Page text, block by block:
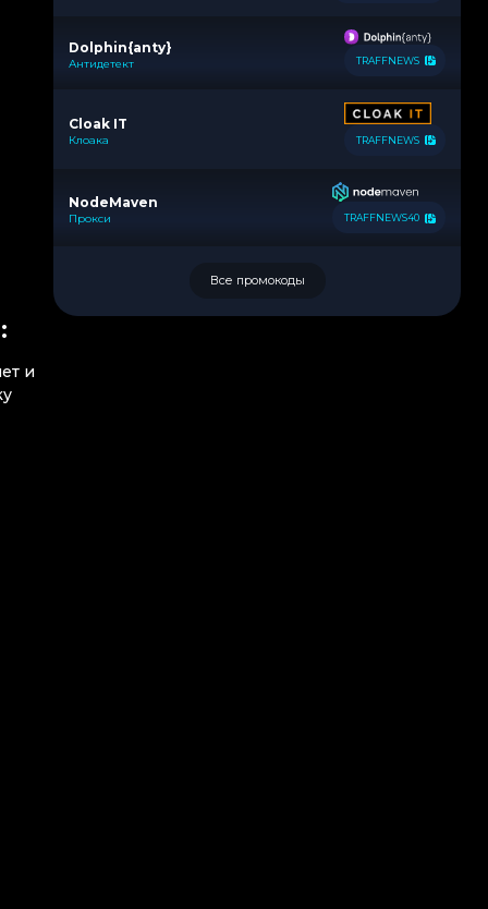
и
Dolphin{anty}
Антидетект TRAFFNEWS
Cloak IT
Клоака TRAFFNEWS
NodeMaven
Прокси TRAFFNEWS40
Все промокоды